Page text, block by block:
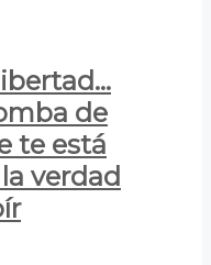
de
te está
verdad